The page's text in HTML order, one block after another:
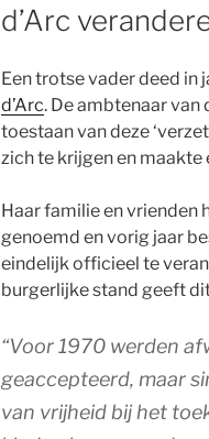
d’Arc
Een trotse vader deed in
d’Arc. De ambtenaar
toestaan van deze
zich te krijgen en maakte
Haar familie en vrienden
genoemd en vorig jaar
eindelijk officieel te
burgerlijke stand geeft
“Voor 1970 werden
geaccepteerd, maar
van vrijheid bij het